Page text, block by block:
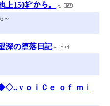
上150㌢から。
～
深の堕落日記
ｖｏｉＣｅ ｏｆ ｍｉ